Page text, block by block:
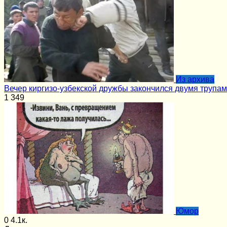
Из архива
Вечер киргизо-узбекской дружбы закончился двумя
1 349
Юмор
0 4.1к.